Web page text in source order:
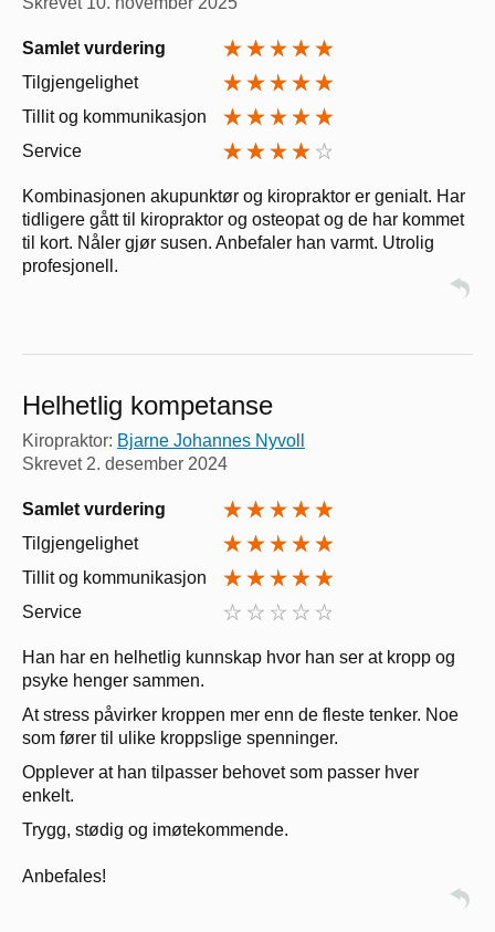
Samlet vurdering
Tilgjengelighet
Tillit og kommunikasjon
Service
Kombinasjonen akupunktør og kiropraktor er genialt. Har
tidligere gått til kiropraktor og osteopat og de har kommet
til kort. Nåler gjør susen. Anbefaler han varmt. Utrolig
profesjonell.
Helhetlig kompetanse
Kiropraktor: Bjarne Johannes Nyvoll
Skrevet 2. desember 2024
Samlet vurdering
Tilgjengelighet
Tillit og kommunikasjon
Service
Han har en helhetlig kunnskap hvor han ser at kropp og
psyke henger sammen.
At stress påvirker kroppen mer enn de fleste tenker. Noe
som fører til ulike kroppslige spenninger.
Opplever at han tilpasser behovet som passer hver
enkelt.
Trygg, stødig og imøtekommende.
Anbefales!